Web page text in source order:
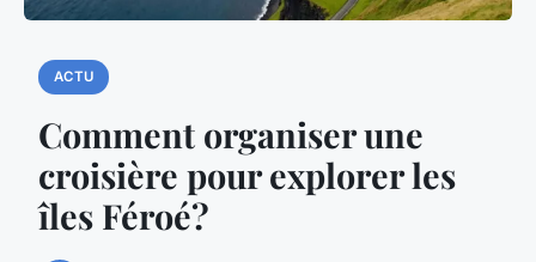
ACTU
Comment organiser une
croisière pour explorer les
îles Féroé?